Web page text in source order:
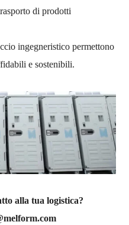
di prodotti
ingegneristico permettono
e sostenibili.
alla tua logistica?